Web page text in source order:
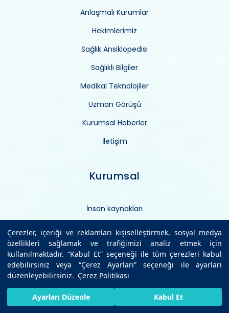
Çerezler, içeriği ve reklamları kişiselleştirmek, sosyal medya
özellikleri sağlamak ve trafiğimizi analiz etmek için
kullanılmaktadır. “Kabul Et” seçeneği ile tüm çerezleri kabul
edebilirsiniz veya “Çerez Ayarları” seçeneği ile ayarları
düzenleyebilirsiniz. Çerez Politikası
Ayarları Düzenle Kabul Et
Anlaşmalı Kurumlar
Hekimlerimiz
Sağlık Ansiklopedisi
Sağlıklı Bilgiler
Medikal Teknolojiler
Uzman Görüşü
Kurumsal Haberler
İletişim
Kurumsal
İnsan kaynakları
Vizyon/misyon
Yatırımlarımız
Yönetim kadromuz
Kurum bilgileri
Ziyaret kuralları
HIZLI RANDEVU AL BIZE ULAŞIN